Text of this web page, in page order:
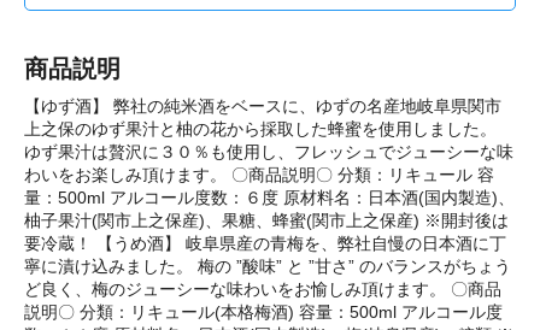
商品説明
【ゆず酒】 弊社の純米酒をベースに、ゆずの名産地岐阜県関市
上之保のゆず果汁と柚の花から採取した蜂蜜を使用しました。
ゆず果汁は贅沢に３０％も使用し、フレッシュでジューシーな味
わいをお楽しみ頂けます。 〇商品説明〇 分類：リキュール 容
量：500ml アルコール度数：６度 原材料名：日本酒(国内製造)、
柚子果汁(関市上之保産)、果糖、蜂蜜(関市上之保産) ※開封後は
要冷蔵！ 【うめ酒】 岐阜県産の青梅を、弊社自慢の日本酒に丁
寧に漬け込みました。 梅の ”酸味” と ”甘さ” のバランスがちょう
ど良く、梅のジューシーな味わいをお愉しみ頂けます。 〇商品
説明〇 分類：リキュール(本格梅酒) 容量：500ml アルコール度